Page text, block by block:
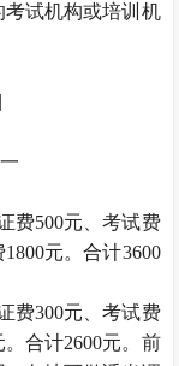
试机构或培训机
费500元、考试费
元。合计3600
费300元、考试费
合计2600元。前